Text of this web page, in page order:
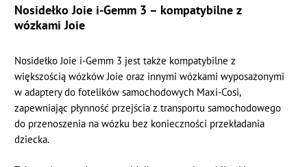
Nosidełko Joie i-Gemm 3 – kompatybilne z
wózkami Joie
Nosidełko Joie i-Gemm 3 jest także kompatybilne z
większością wózków Joie oraz innymi wózkami wyposażonymi
w adaptery do fotelików samochodowych Maxi-Cosi,
zapewniając płynność przejścia z transportu samochodowego
do przenoszenia na wózku bez konieczności przekładania
dziecka.